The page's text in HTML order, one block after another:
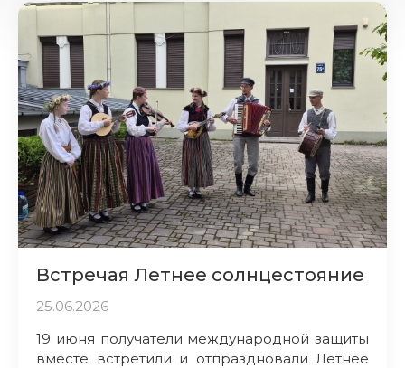
Встречая Летнее солнцестояние
25.06.2026
19 июня получатели международной защиты
вместе встретили и отпраздновали Летнее